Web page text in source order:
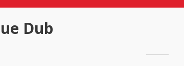
Dub